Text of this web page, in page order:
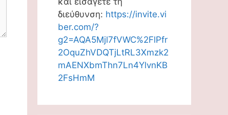
διεύθυνση: https://invite.vi
ber.com/?
g2=AQA5Mjl7fVWC%2FlPfr
2OquZhVDQTjLtRL3Xmzk2
mAENXbmThn7Ln4YlvnKB
2FsHmM